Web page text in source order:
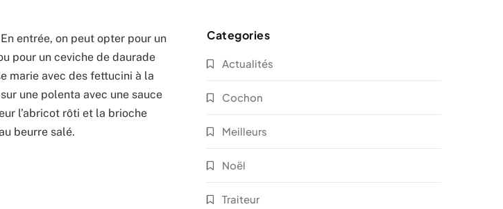
entrée, on peut opter pour un
pour un ceviche de daurade
marie avec des fettucini à la
une polenta avec une sauce
l’abricot rôti et la brioche
beurre salé.
Categories
Actualités
Cochon
Meilleurs
Noël
Traiteur